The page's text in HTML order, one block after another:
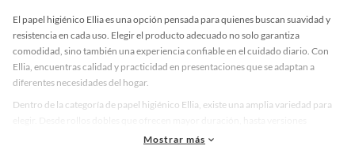
El papel higiénico Ellia es una opción pensada para quienes buscan suavidad y
resistencia en cada uso. Elegir el producto adecuado no solo garantiza
comodidad, sino también una experiencia confiable en el cuidado diario. Con
Ellia, encuentras calidad y practicidad en presentaciones que se adaptan a
diferentes necesidades del hogar.
Dentro de la categoría de papel higiénico Ellia, existe una amplia variedad para
premium con texturas extra suaves para una sensación superior. También hay
Mostrar más